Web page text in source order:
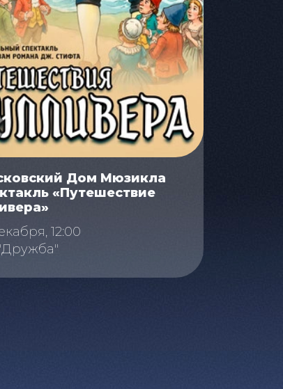
Дом Мюзикла
«Путешествие
12:00